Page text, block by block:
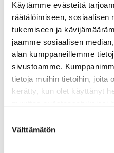
Käytämme evästeitä
räätälöimiseen, sosiaalisen
tukemiseen ja
jaamme sosiaalisen
alan kumppaneillemme
sivustoamme.
tietoja muihin tietoihin, joita
kerätty, kun olet käyttänyt
valinta
Välttämätön